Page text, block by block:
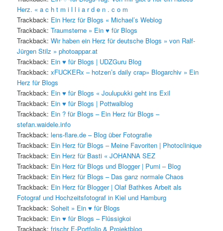
Herz. « a c h t m i l l i a r d e n . c o m
Trackback: Ein Herz für Blogs « Michael’s Weblog
Trackback:Traumsterne » Ein ♥ für Blogs
Trackback:Wir haben ein Herz für deutsche Blogs » von Ralf-
Jürgen Stilz » photoappar.at
Trackback: Ein ♥ für Blogs | UDZGuru Blog
Trackback:xFUCKERx – hotzen’s daily crap» Blogarchiv » Ein
Herz für Blogs
Trackback: Ein ♥ für Blogs « Joulupukki geht ins Exil
Trackback: Ein ♥ für Blogs | Pottwalblog
Trackback: Ein ? für Blogs – Ein Herz für Blogs –
stefan.waidele.info
Trackback:lens-flare.de – Blog über Fotografie
Trackback: Ein Herz für Blogs – Meine Favoriten | Photoclinique
Trackback: Ein Herz für Basti « JOHANNA SEZ
Trackback: Ein Herz für Blogs und Blogger | Pumi – Blog
Trackback: Ein Herz für Blogs – Das ganz normale Chaos
Trackback: Ein Herz für Blogger | Olaf Bathkes Arbeit als
Fotograf und Hochzeitsfotograf in Kiel und Hamburg
Trackback:Soheit » Ein ♥ für Blogs
Trackback: Ein ♥ für Blogs – Flüssigkoi
Trackback:frischr E-Portfolio & Projektblog